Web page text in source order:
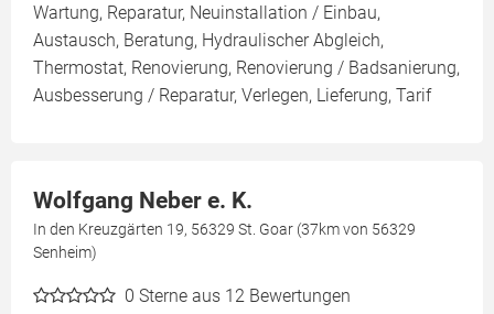
Wartung, Reparatur, Neuinstallation / Einbau,
Austausch, Beratung, Hydraulischer Abgleich,
Thermostat, Renovierung, Renovierung / Badsanierung,
Ausbesserung / Reparatur, Verlegen, Lieferung, Tarif
Wolfgang Neber e. K.
In den Kreuzgärten 19, 56329 St. Goar (37km von 56329
Senheim)
0 Sterne aus 12 Bewertungen